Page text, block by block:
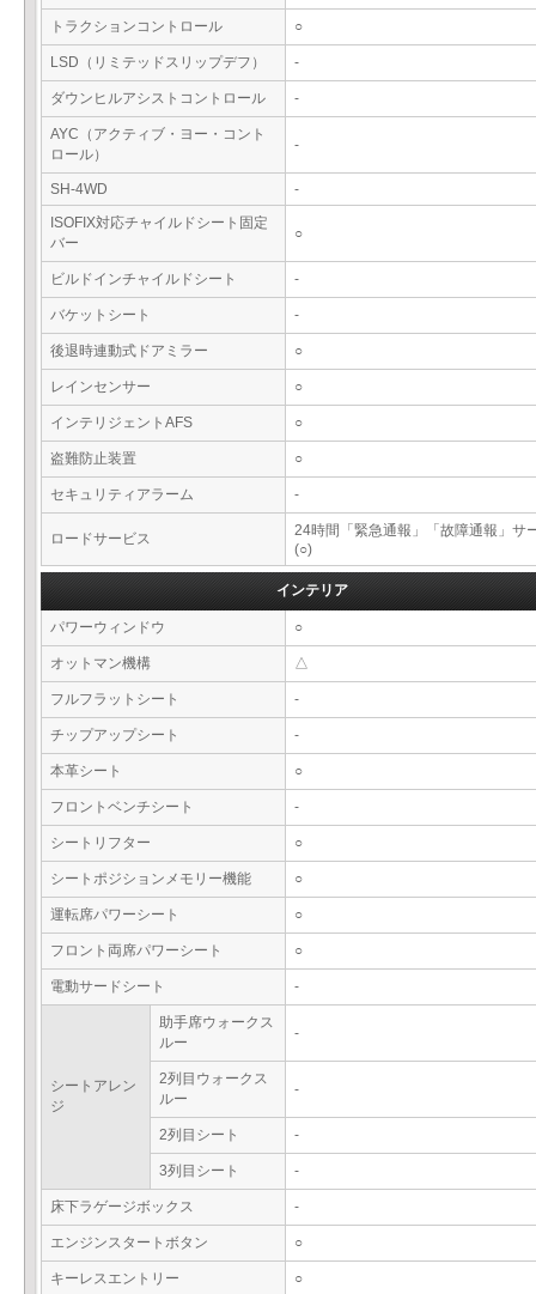
トラクションコントロール ○
LSD（リミテッドスリップデフ） -
ダウンヒルアシストコントロール -
AYC（アクティブ・ヨー・コント
ロール）
-
SH-4WD
-
ISOFIX対応チャイルドシート固定
バー
○
ビルドインチャイルドシート -
バケットシート -
後退時連動式ドアミラー ○
レインセンサー ○
インテリジェントAFS ○
盗難防止装置 ○
セキュリティアラーム -
ロードサービス
24時間「緊急通報」「故障通報」サ
(○)
インテリア
パワーウィンドウ ○
オットマン機構 △
フルフラットシート -
チップアップシート -
本革シート ○
フロントベンチシート -
シートリフター ○
シートポジションメモリー機能 ○
運転席パワーシート ○
フロント両席パワーシート ○
電動サードシート -
シートアレン
ジ
助手席ウォークス
ルー
-
2列目ウォークス
ルー
-
2列目シート -
3列目シート -
床下ラゲージボックス -
エンジンスタートボタン ○
キーレスエントリー ○